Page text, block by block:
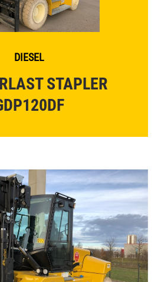
DIESEL
STAPLER